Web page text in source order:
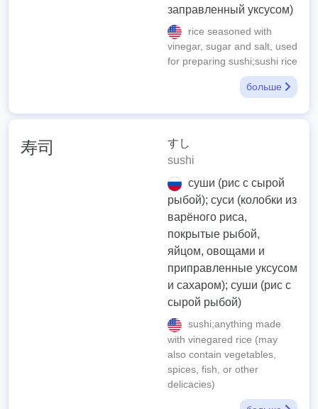
заправленный уксусом)
rice seasoned with
vinegar, sugar and salt, used
for preparing sushi;sushi rice
больше
寿司
すし
sushi
суши (рис с сырой
рыбой); суси (колобки из
варёного риса,
покрытые рыбой,
яйцом, овощами и
приправленные уксусом
и сахаром); суши (рис с
сырой рыбой)
sushi;anything made
with vinegared rice (may
also contain vegetables,
spices, fish, or other
delicacies)